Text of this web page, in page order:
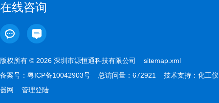
在线咨询
版权所有 © 2026 深圳市源恒通科技有限公司 sitemap.xml
备案号： 粤ICP备10042903号 总访问量：672921 技术支持： 化工仪
器网
管理登陆